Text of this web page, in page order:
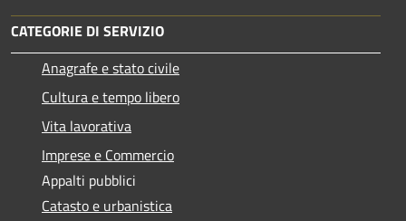
CATEGORIE DI SERVIZIO
Anagrafe e stato civile
Cultura e tempo libero
Vita lavorativa
Imprese e Commercio
Appalti pubblici
Catasto e urbanistica